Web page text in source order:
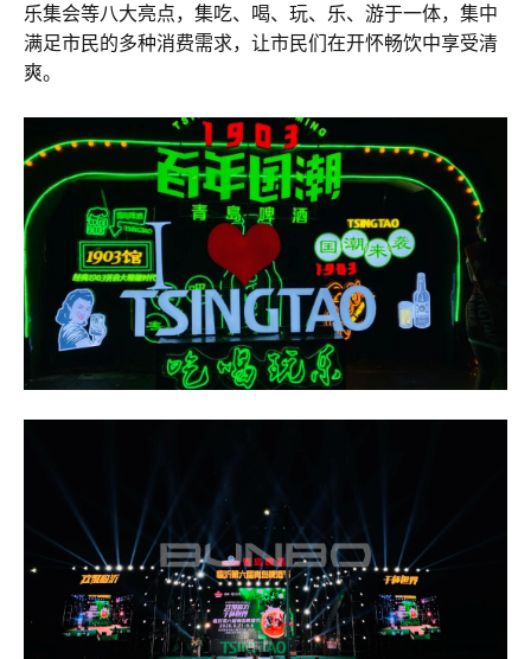
营销
乐集会等八大亮点，集吃、喝、玩、乐、游于一体，集中
满足市民的多种消费需求，让市民们在开怀畅饮中享受清
爽。